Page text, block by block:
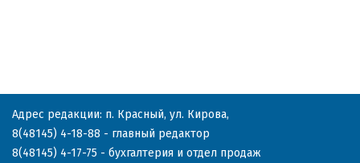
Адрес редакции: п. Красный, ул. Кирова,
8(48145) 4-18-88 - главный редактор
8(48145) 4-17-75 - бухгалтерия и отдел продаж